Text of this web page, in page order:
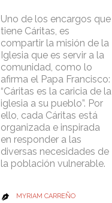
Uno de los encargos que
tiene Cáritas, es
compartir la misión de la
Iglesia que es servir a la
comunidad, como lo
afirma el Papa Francisco:
“Cáritas es la caricia de la
iglesia a su pueblo”. Por
ello, cada Cáritas está
organizada e inspirada
en responder a las
diversas necesidades de
la población vulnerable.
 MYRIAM CARREÑO